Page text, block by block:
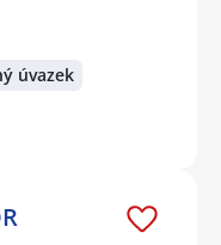
úvazek